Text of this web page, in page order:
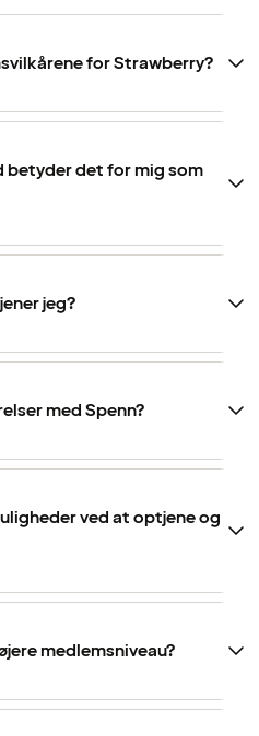
for Strawberry?
betyder det for mig som
jeg?
med Spenn?
ved at optjene og
medlemsniveau?